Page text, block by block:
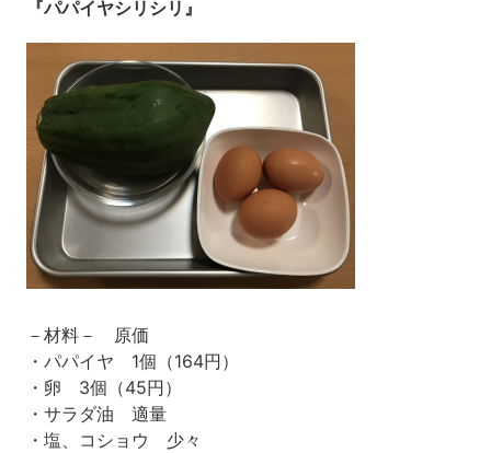
『パパイヤシリシリ』
－材料－ 原価
・パパイヤ 1個（164円）
・卵 3個（45円）
・サラダ油 適量
・塩、コショウ 少々